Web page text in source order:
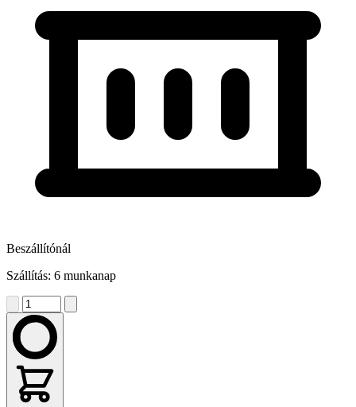
Beszállítónál
Szállítás: 6 munkanap